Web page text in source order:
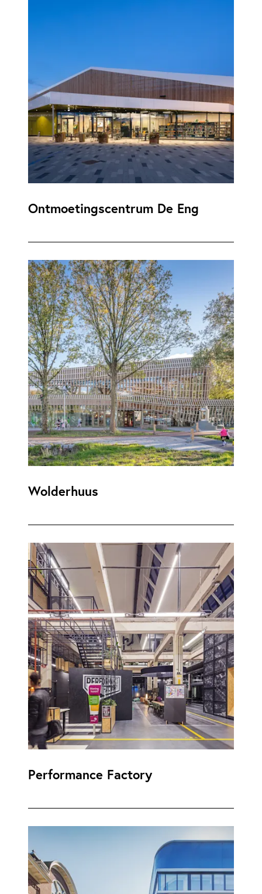
Ontmoetingscentrum De Eng
Wolderhuus
Performance Factory